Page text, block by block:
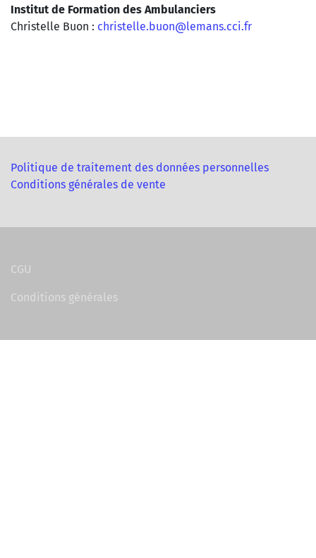
Institut de Formation des Ambulanciers
Christelle Buon : christelle.buon@lemans.cci.fr
Politique de traitement des données personnelles
Conditions générales de vente
CGU
Conditions générales